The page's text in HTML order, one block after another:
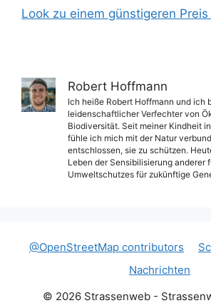
Look zu einem günstigeren
Robert Hoffmann
Ich heiße Robert Hoffmann und ich
leidenschaftlicher Verfechter von
Biodiversität. Seit meiner Kindheit
fühle ich mich mit der Natur
entschlossen, sie zu schützen.
Leben der Sensibilisierung anderer
Umweltschutzes für zukünftige
@OpenStreetMap contributors
Nachrichten
© 2026 Strassenweb -